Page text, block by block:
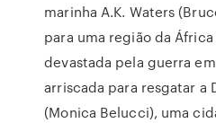
marinha A.K. Waters
para uma região da
devastada pela guerra
arriscada para resgatar a
(Monica Belucci), uma